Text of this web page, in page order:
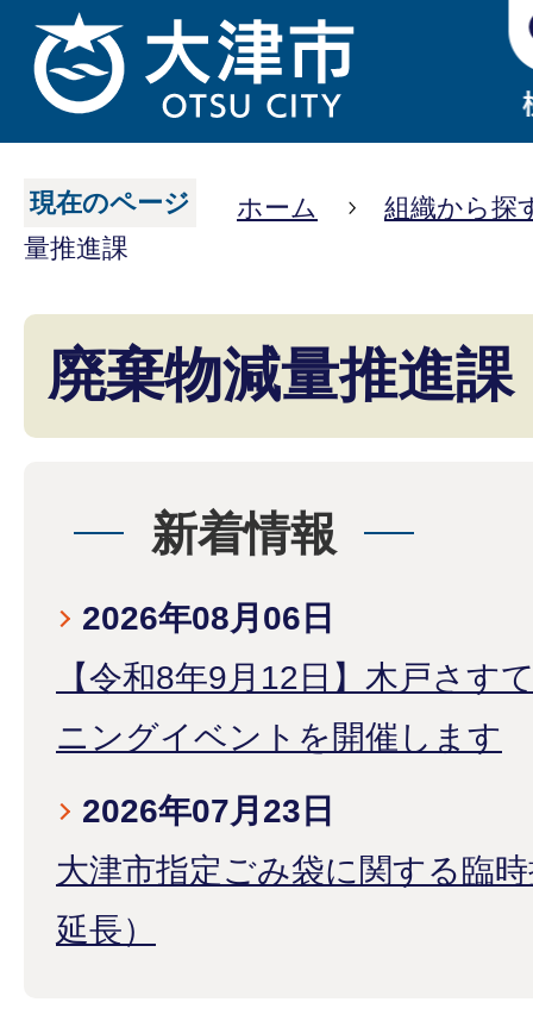
現在のページ ホーム
組織から探
量推進課
廃棄物減量推進課
新着情報
2026年08月06日
【令和8年9月12日】木戸さ
ニングイベントを開催します
2026年07月23日
大津市指定ごみ袋に関する臨
延長）